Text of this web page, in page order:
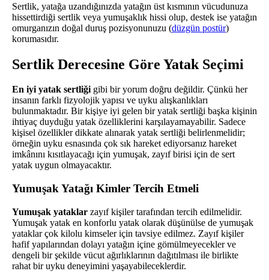
Sertlik, yatağa uzandığınızda yatağın üst kısmının vücudunuza
hissettirdiği sertlik veya yumuşaklık hissi olup, destek ise yatağın
omurganızın doğal duruş pozisyonunuzu (düzgün postür)
korumasıdır.
Sertlik Derecesine Göre Yatak Seçimi
En iyi yatak sertliğigibi bir yorum doğru değildir. Çünkü her
insanın farklı fizyolojik yapısı ve uyku alışkanlıkları
bulunmaktadır. Bir kişiye iyi gelen bir yatak sertliği başka kişinin
ihtiyaç duyduğu yatak özelliklerini karşılayamayabilir. Sadece
kişisel özellikler dikkate alınarak yatak sertliği belirlenmelidir;
örneğin uyku esnasında çok sık hareket ediyorsanız hareket
imkânını kısıtlayacağı için yumuşak, zayıf birisi için de sert
yatak uygun olmayacaktır.
Yumuşak Yatağı Kimler Tercih Etmeli
Yumuşak yataklar zayıf kişiler tarafından tercih edilmelidir.
Yumuşak yatak en konforlu yatak olarak düşünülse de yumuşak
yataklar çok kilolu kimseler için tavsiye edilmez. Zayıf kişiler
hafif yapılarından dolayı yatağın içine gömülmeyecekler ve
dengeli bir şekilde vücut ağırlıklarının dağıtılması ile birlikte
rahat bir uyku deneyimini yaşayabileceklerdir.